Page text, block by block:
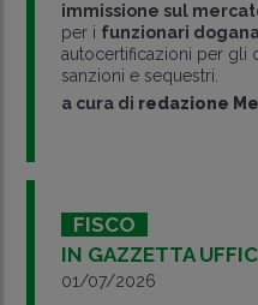
immissione sul
per i funzionari
autocertificazioni per gli
sanzioni e sequestri.
a cura di redazione
FISCO
IN GAZZETTA
01/07/2026